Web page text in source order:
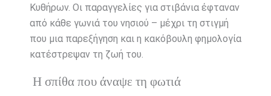
Κυθήρων. Οι παραγγελίες για στιβάνια έφταναν
από κάθε γωνιά του νησιού – μέχρι τη στιγμή
που μια παρεξήγηση και η κακόβουλη φημολογία
κατέστρεψαν τη ζωή του.
Η σπίθα που άναψε τη φωτιά